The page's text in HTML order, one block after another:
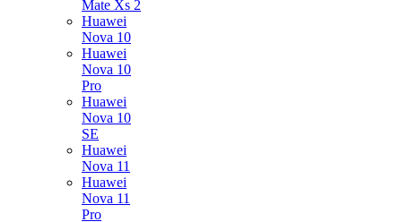
Mate Xs 2
Huawei
Nova 10
Huawei
Nova 10
Pro
Huawei
Nova 10
SE
Huawei
Nova 11
Huawei
Nova 11
Pro